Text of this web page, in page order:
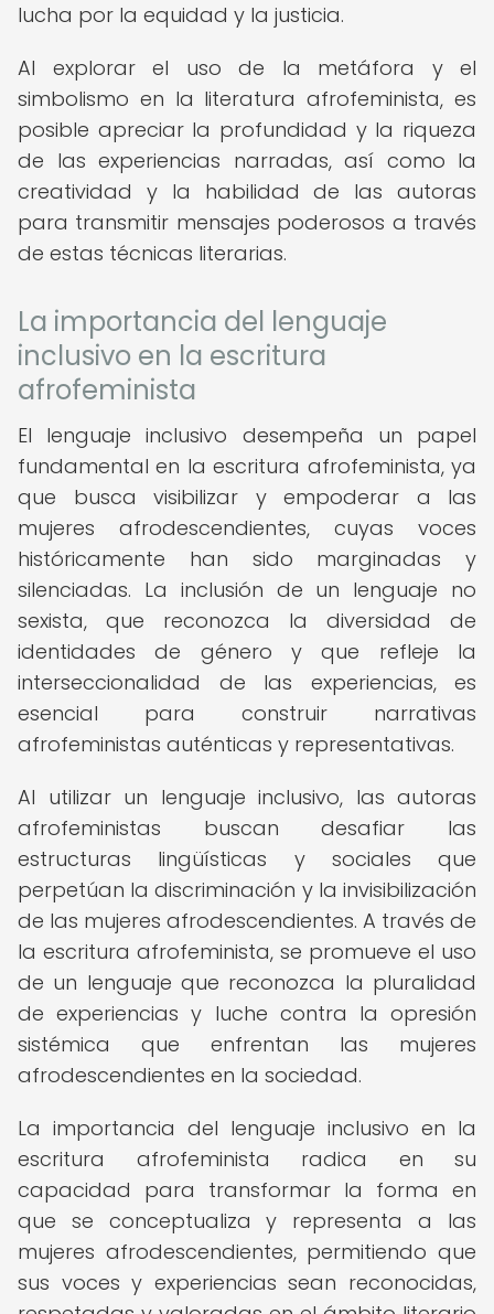
lucha por la equidad y la justicia.
Al explorar el uso de la metáfora y el
simbolismo en la literatura afrofeminista, es
posible apreciar la profundidad y la riqueza
de las experiencias narradas, así como la
creatividad y la habilidad de las autoras
para transmitir mensajes poderosos a través
de estas técnicas literarias.
La importancia del lenguaje
inclusivo en la escritura
afrofeminista
El lenguaje inclusivo desempeña un papel
fundamental en la escritura afrofeminista, ya
que busca visibilizar y empoderar a las
mujeres afrodescendientes, cuyas voces
históricamente han sido marginadas y
silenciadas. La inclusión de un lenguaje no
sexista, que reconozca la diversidad de
identidades de género y que refleje la
interseccionalidad de las experiencias, es
esencial para construir narrativas
afrofeministas auténticas y representativas.
Al utilizar un lenguaje inclusivo, las autoras
afrofeministas buscan desafiar las
estructuras lingüísticas y sociales que
perpetúan la discriminación y la invisibilización
de las mujeres afrodescendientes. A través de
la escritura afrofeminista, se promueve el uso
de un lenguaje que reconozca la pluralidad
de experiencias y luche contra la opresión
sistémica que enfrentan las mujeres
afrodescendientes en la sociedad.
La importancia del lenguaje inclusivo en la
escritura afrofeminista radica en su
capacidad para transformar la forma en
que se conceptualiza y representa a las
mujeres afrodescendientes, permitiendo que
sus voces y experiencias sean reconocidas,